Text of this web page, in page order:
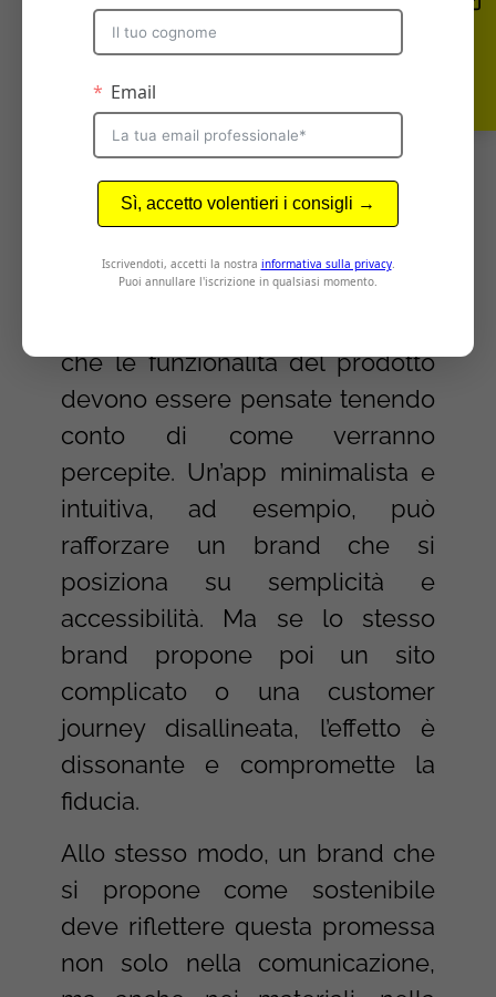
integrate fin dall’inizio. Per
riuscirci, le aziende devono
adottare un approccio
collaborativo tra i team:
marketing, product, design e
customer care devono lavorare
a stretto contatto, condividendo
obiettivi e visione.
che le funzionalità del prodotto
devono essere pensate tenendo
conto di come verranno
percepite. Un’app minimalista e
intuitiva, ad esempio, può
rafforzare un brand che si
posiziona su semplicità e
accessibilità. Ma se lo stesso
brand propone poi un sito
complicato o una customer
journey disallineata, l’effetto è
dissonante e compromette la
fiducia.
Allo stesso modo, un brand che
si propone come sostenibile
deve riflettere questa promessa
non solo nella comunicazione,